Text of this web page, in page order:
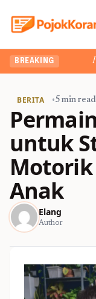
BREAKING
BERITA •5 min read
untuk
Motorik
Anak
Elang
Author